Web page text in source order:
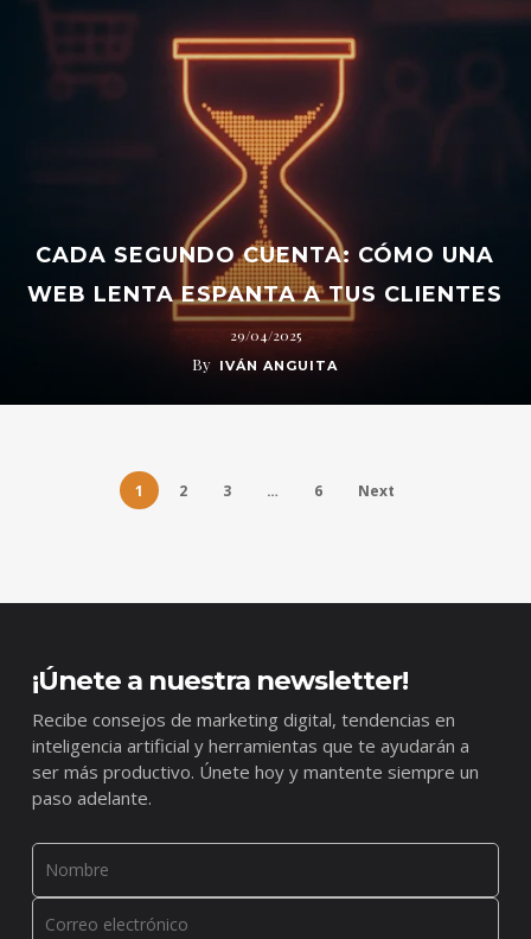
CADA SEGUNDO CUENTA: CÓMO UNA
WEB LENTA ESPANTA A TUS CLIENTES
29/04/2025
By IVÁN ANGUITA
1 2 3 … 6 Next
¡Únete a nuestra newsletter!
Recibe consejos de marketing digital, tendencias en
inteligencia artificial y herramientas que te ayudarán a
ser más productivo. Únete hoy y mantente siempre un
paso adelante.